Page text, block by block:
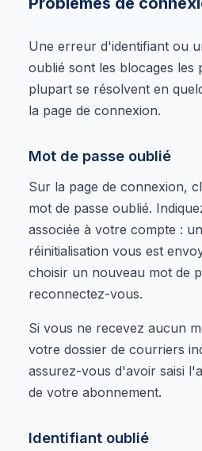
Une erreur d'identifiant ou
oublié sont les blocages les
plupart se résolvent en
la page de connexion.
Mot de passe oublié
Sur la page de connexion,
mot de passe oublié.
associée à votre compte :
réinitialisation vous est
choisir un nouveau mot de
reconnectez-vous.
Si vous ne recevez aucun
votre dossier de courriers
assurez-vous d'avoir saisi
de votre abonnement.
Identifiant oublié